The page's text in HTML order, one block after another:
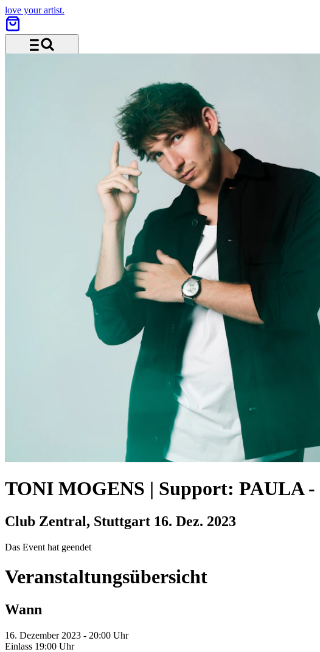
love your artist.
TONI MOGENS | Support: PAULA-
Club Zentral, Stuttgart 16. Dez. 2023
Das Event hat geendet
Veranstaltungsübersicht
Wann
16. Dezember 2023 - 20:00 Uhr
Einlass 19:00 Uhr